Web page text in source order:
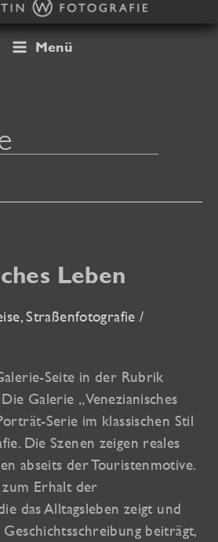
Menü
Leben
,Straßenfotografie /
Seite in der Rubrik
Galerie „Venezianisches
Serie im klassischen Stil
Die Szenen zeigen reales
abseits der Touristenmotive.
zum Erhalt der
das Alltagsleben zeigt und
beiträgt,